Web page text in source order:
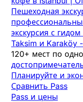
Пешеходная
экскурсия с
Taksim и Karaköy -
120+ мест по
Планируйте и
Сравнить Pass
Pass и цены